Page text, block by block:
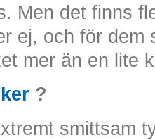
Men det finns
ej, och för dem
mer än en lite
?
smittsam